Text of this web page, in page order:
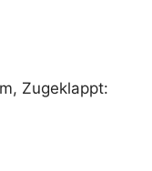
Zugeklappt: